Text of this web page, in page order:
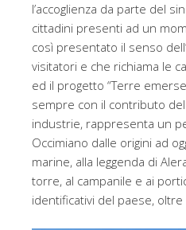
l’accoglienza da parte del
cittadini presenti ad un
così presentato il senso
visitatori e che richiama le
ed il progetto “Terre
sempre con il contributo
industrie, rappresenta un
Occimiano dalle origini ad
marine, alla leggenda di
torre, al campanile e ai
identificativi del paese, oltre